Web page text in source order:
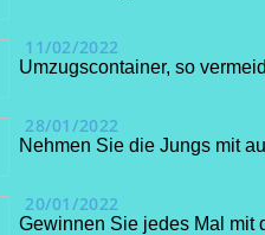
11/02/2022
Umzugscontainer, so
28/01/2022
Nehmen Sie die Jungs mit
20/01/2022
Gewinnen Sie jedes Mal mit